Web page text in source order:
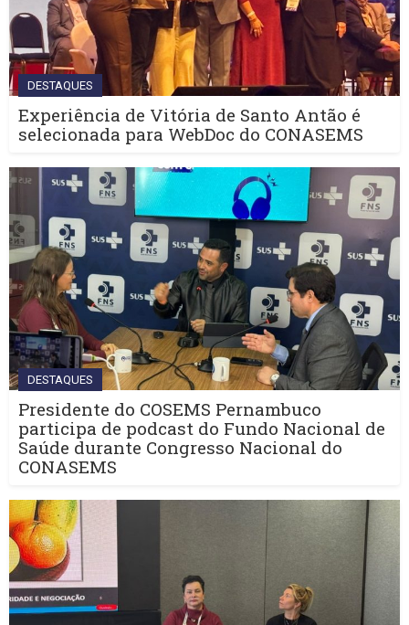
DESTAQUES
Experiência de Vitória de Santo Antão é
selecionada para WebDoc do CONASEMS
DESTAQUES
Presidente do COSEMS Pernambuco
participa de podcast do Fundo Nacional de
Saúde durante Congresso Nacional do
CONASEMS